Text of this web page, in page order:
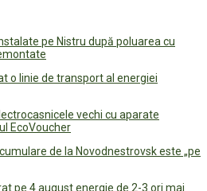
pe Nistru după poluarea cu
o linie de transport al energiei
vechi cu aparate
EcoVoucher
de la Novodnestrovsk este „pe
pe 4 august energie de 2-3 ori mai